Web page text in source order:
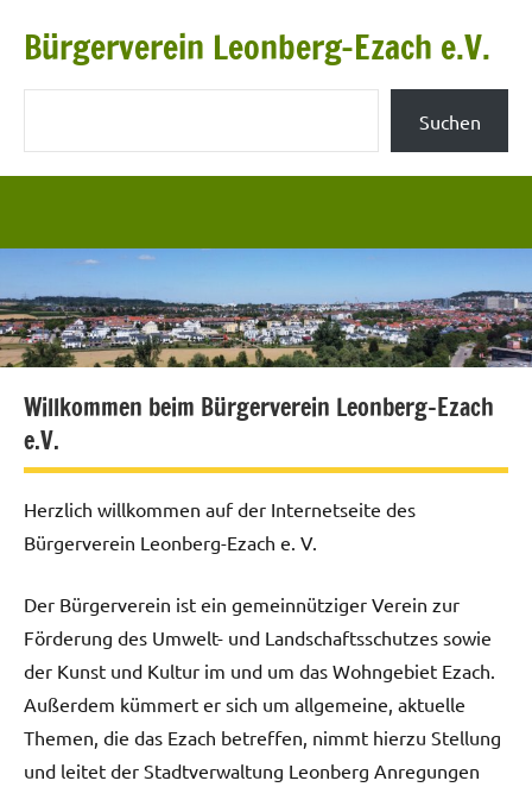
InhaltBürgerverein Leonberg-Ezach e.V.
Suchen
Willkommen beim Bürgerverein Leonberg-Ezach
e.V.
Herzlich willkommen auf der Internetseite des
Bürgerverein Leonberg-Ezach e. V.
Der Bürgerverein ist ein gemeinnütziger Verein zur
Förderung des Umwelt- und Landschaftsschutzes sowie
der Kunst und Kultur im und um das Wohngebiet Ezach.
Außerdem kümmert er sich um allgemeine, aktuelle
Themen, die das Ezach betreffen, nimmt hierzu Stellung
und leitet der Stadtverwaltung Leonberg Anregungen